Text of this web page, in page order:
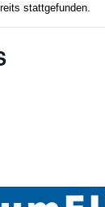
stattgefunden.